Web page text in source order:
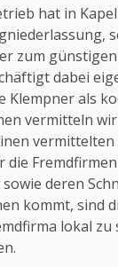
hat in
zum
dabei
Klempner als
vermitteln
deren
kommt, sind
lokal zu